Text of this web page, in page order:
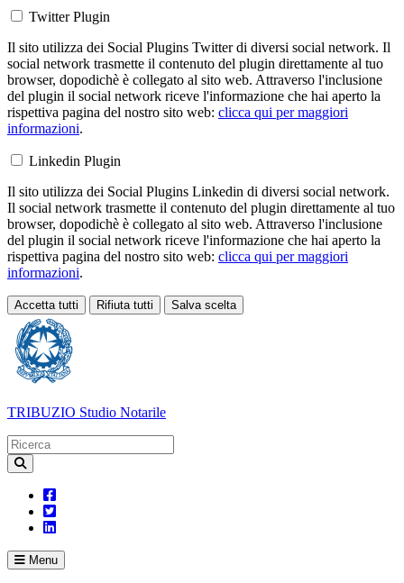
Twitter Plugin
Il sito utilizza dei Social Plugins Twitter di diversi social network. Il
social network trasmette il contenuto del plugin direttamente al tuo
browser, dopodichè è collegato al sito web. Attraverso l'inclusione
del plugin il social network riceve l'informazione che hai aperto la
rispettiva pagina del nostro sito web: clicca qui per maggiori
informazioni.
Linkedin Plugin
Il sito utilizza dei Social Plugins Linkedin di diversi social network.
Il social network trasmette il contenuto del plugin direttamente al tuo
browser, dopodichè è collegato al sito web. Attraverso l'inclusione
del plugin il social network riceve l'informazione che hai aperto la
rispettiva pagina del nostro sito web: clicca qui per maggiori
informazioni.
Accetta tutti Rifiuta tutti Salva scelta
Loading...
TRIBUZIO Studio Notarile
Menu